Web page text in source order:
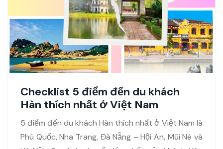
Checklist 5 điểm đến du khách
Hàn thích nhất ở Việt Nam
5 điểm đến du khách Hàn thích nhất ở Việt Nam là
Phú Quốc, Nha Trang, Đà Nẵng – Hội An, Mũi Né và